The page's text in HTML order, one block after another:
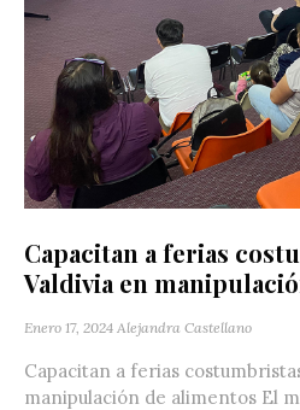
Capacitan a ferias
Valdivia en
Enero 17, 2024 Alejandra Castellano
Capacitan a ferias
manipulación de alimentos El